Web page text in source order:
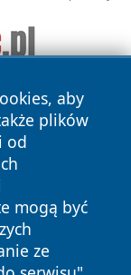
aby
plików
od
mogą być
ze
prawa